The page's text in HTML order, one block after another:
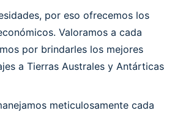
por eso ofrecemos los
Valoramos a cada
por brindarles los mejores
a Tierras Australes y Antárticas
meticulosamente cada